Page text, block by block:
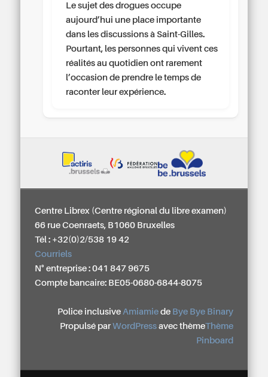
Le sujet des drogues occupe
aujourd’hui une place importante
dans les discussions à Saint-Gilles.
Pourtant, les personnes qui vivent ces
réalités au quotidien ont rarement
l’occasion de prendre le temps de
raconter leur expérience.
Centre Librex (Centre régional du libre examen)
66 rue Coenraets, B1060 Bruxelles
Tél : +32(0)2/538 19 42
Courriels
N° entreprise : 041 847 9675
Compte bancaire: BE05-0680-6844-8075
Police inclusive Amiamiede Bye Bye Binary
Propulsé par WordPressavec thèmeThème
Pinboard